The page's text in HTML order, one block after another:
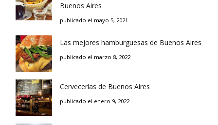
Buenos Aires
publicado el mayo 5, 2021
Las mejores hamburguesas de Buenos Aires
publicado el marzo 8, 2022
Cervecerías de Buenos Aires
publicado el enero 9, 2022